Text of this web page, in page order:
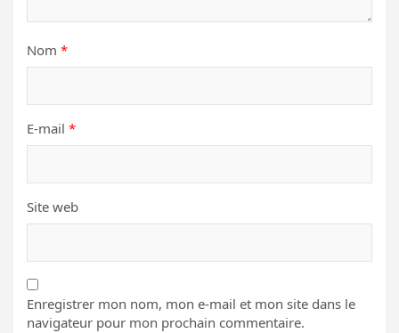
Nom *
E-mail *
Site web
Enregistrer mon nom, mon e-mail et mon site dans le
navigateur pour mon prochain commentaire.